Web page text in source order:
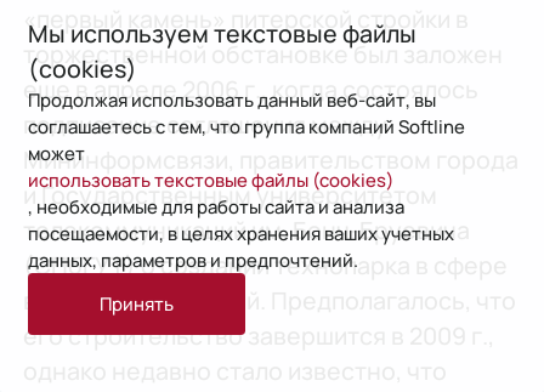
«первый камень» питерской стройки в
торжественной обстановке был заложен
еще в апреле 2006 г., когда состоялось
подписание соглашения между
Мининформсвязи, правительством города
и Государственным университетом
телекоммуникаций им. Бонч-Бруевича
(СПбГУТ) о создании технопарка в сфере
высоких технологий. Предполагалось, что
его строительство завершится в 2009 г.,
Мы используем текстовые файлы
(cookies)
Продолжая использовать данный веб-сайт, вы
соглашаетесь с тем, что группа компаний Softline
может
использовать текстовые файлы (cookies)
, необходимые для работы сайта и анализа
посещаемости, в целях хранения ваших учетных
данных, параметров и предпочтений.
Принять